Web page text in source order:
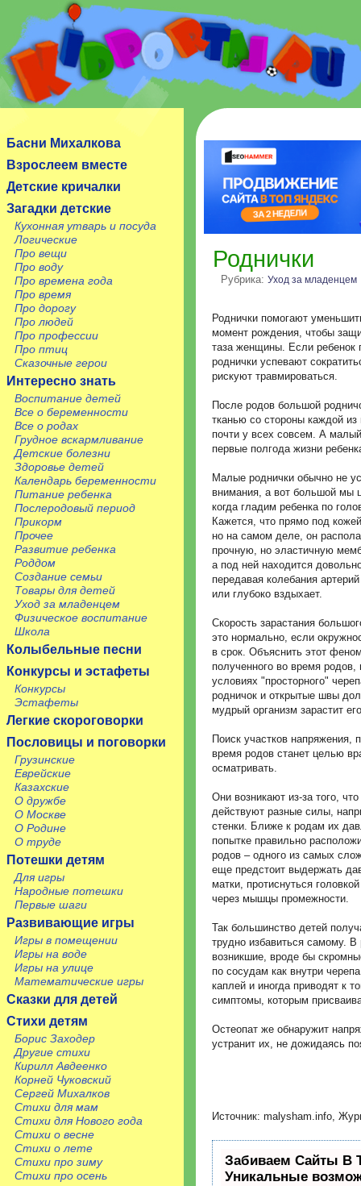
Сайт посвящен детям, их родителям, учителям и
Басни Михалкова
Взрослеем вместе
Детские кричалки
Загадки детские
Кухонная утварь и посуда
Логические
Про вещи
Про воду
Про времена года
Про время
Про дорогу
Про людей
Про профессии
Про птиц
Сказочные герои
Интересно знать
Воспитание детей
Все о беременности
Все о родах
Грудное вскармливание
Детские болезни
Здоровье детей
Календарь беременности
Питание ребенка
Послеродовый период
Прикорм
Прочее
Развитие ребенка
Роддом
Создание семьи
Товары для детей
Уход за младенцем
Физическое воспитание
Школа
Колыбельные песни
Конкурсы и эстафеты
Конкурсы
Эстафеты
Легкие скороговорки
Пословицы и поговорки
Грузинские
Еврейские
Казахские
О дружбе
О Москве
О Родине
О труде
Потешки детям
Для игры
Народные потешки
Первые шаги
Развивающие игры
Игры в помещении
Игры на воде
Игры на улице
Математические игры
Сказки для детей
Стихи детям
Борис Заходер
Другие стихи
Кирилл Авдеенко
Корней Чуковский
Сергей Михалков
Стихи для мам
Стихи для Нового года
Стихи о весне
Стихи о лете
Стихи про зиму
Стихи про осень
Роднички
Рубрика: Уход за младенцем
Роднички помогают
момент рождения, чтобы
таза женщины. Если ребенок
роднички успевают
рискуют травмироваться.
После родов большой
тканью со стороны каждой из
почти у всех совсем. А
первые полгода жизни
Малые роднички обычно не
внимания, а вот большой мы
когда гладим ребенка по
Кажется, что прямо под
но на самом деле, он
прочную, но эластичную
а под ней находится
передавая колебания
или глубоко вздыхает.
Скорость зарастания
это нормально, если
в срок. Объяснить этот
полученного во время
условиях "просторного"
родничок и открытые швы
мудрый организм зарастит
Поиск участков
время родов станет целью
осматривать.
Они возникают из-за того,
действуют разные силы,
стенки. Ближе к родам их
попытке правильно
родов – одного из самых
еще предстоит выдержать
матки, протиснуться
через мышцы промежности.
Так большинство детей
трудно избавиться самому. В
возникшие, вроде бы
по сосудам как внутри
каплей и иногда приводят к
симптомы, которым
Остеопат же обнаружит
устранит их, не дожидаясь
Источник: malysham.info,
Забиваем Сайты
Уникальные